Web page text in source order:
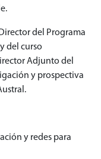
del Programa
del curso
Adjunto del
y prospectiva
y redes para